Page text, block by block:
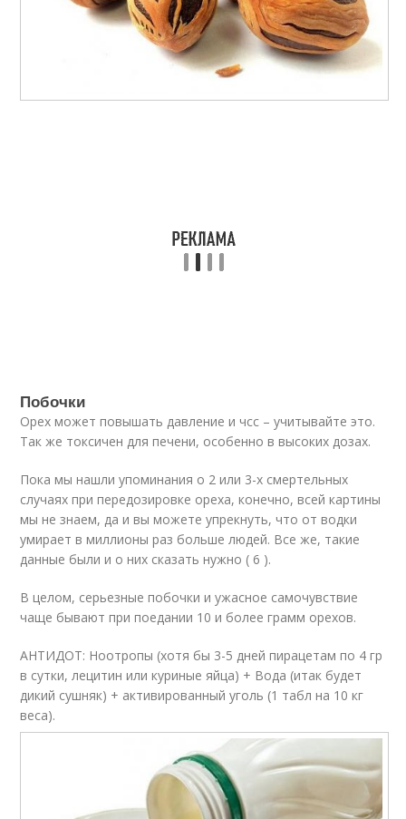
Побочки
Орех может повышать давление и чсс – учитывайте это.
Так же токсичен для печени, особенно в высоких дозах.
Пока мы нашли упоминания о 2 или 3-х смертельных
случаях при передозировке ореха, конечно, всей картины
мы не знаем, да и вы можете упрекнуть, что от водки
умирает в миллионы раз больше людей. Все же, такие
данные были и о них сказать нужно ( 6 ).
В целом, серьезные побочки и ужасное самочувствие
чаще бывают при поедании 10 и более грамм орехов.
АНТИДОТ: Ноотропы (хотя бы 3-5 дней пирацетам по 4 гр
в сутки, лецитин или куриные яйца) + Вода (итак будет
дикий сушняк) + активированный уголь (1 табл на 10 кг
веса).